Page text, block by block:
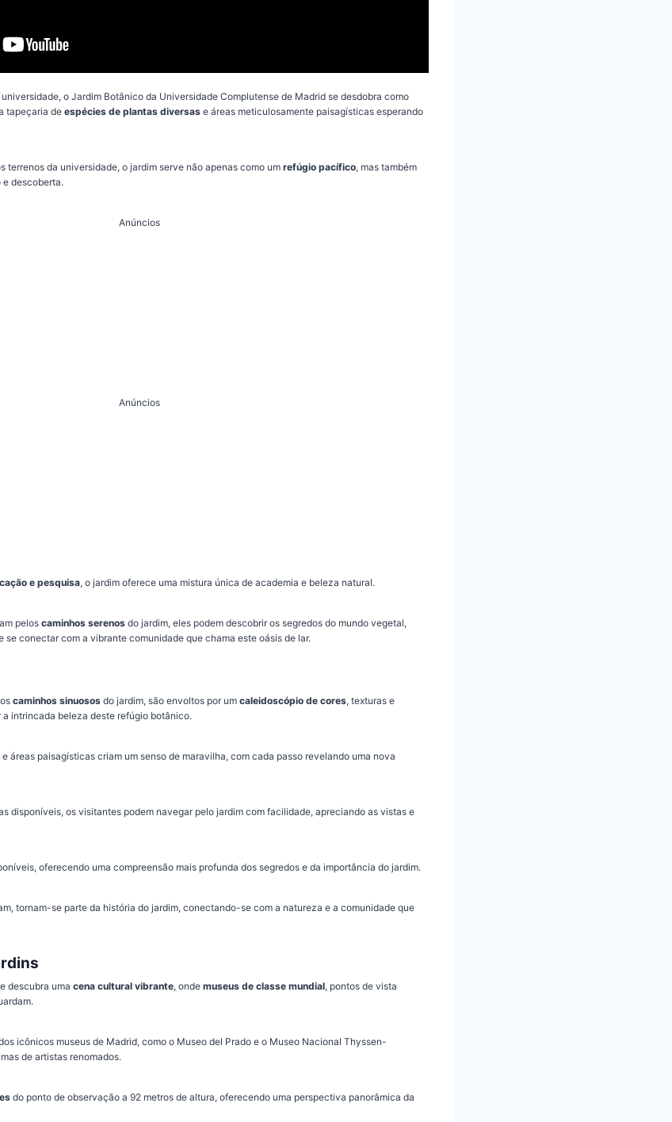
o Jardim Botânico da Universidade Complutense de Madrid se desdobra como
tapeçaria deespécies de plantas diversas e áreas meticulosamente paisagísticas esperando
terrenos da universidade, o jardim serve não apenas como um refúgio pacífico, mas também
descoberta.
Anúncios
Anúncios
e pesquisa, o jardim oferece uma mistura única de academia e beleza natural.
pelos caminhos serenos do jardim, eles podem descobrir os segredos do mundo vegetal,
se conectar com a vibrante comunidade que chama este oásis de lar.
caminhos sinuosos do jardim, são envoltos por um caleidoscópio de cores, texturas e
intrincada beleza deste refúgio botânico.
e áreas paisagísticas criam um senso de maravilha, com cada passo revelando uma nova
disponíveis, os visitantes podem navegar pelo jardim com facilidade, apreciando as vistas e
oferecendo uma compreensão mais profunda dos segredos e da importância do jardim.
tornam-se parte da história do jardim, conectando-se com a natureza e a comunidade que
descubra uma cena cultural vibrante, onde museus de classe mundial, pontos de vista
icônicos museus de Madrid, como o Museo del Prado e o Museo Nacional Thyssen-
de artistas renomados.
do ponto de observação a 92 metros de altura, oferecendo uma perspectiva panorâmica da